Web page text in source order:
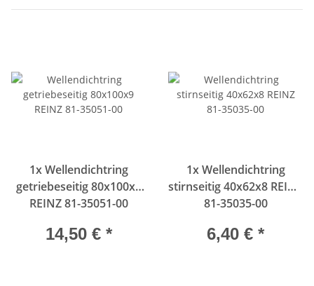
1xWellendichtring
getriebeseitig 80x100x9
REINZ 81-35051-00
14,50 € *
1xWellendichtring
stirnseitig 40x62x8 REINZ
81-35035-00
6,40 € *